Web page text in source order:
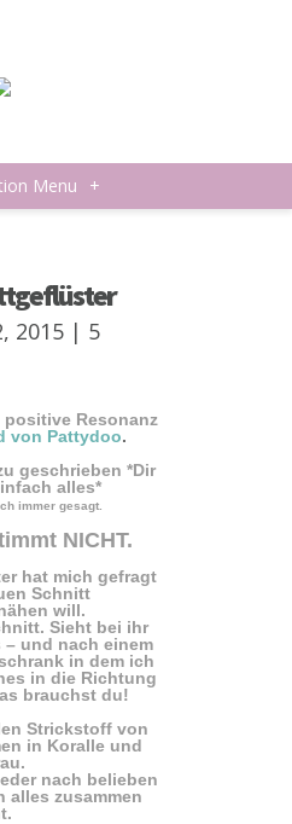
Menu +
2015 | 5
Resonanz
von Pattydoo.
geschrieben *Dir
alles*
immer gesagt.
NICHT.
hat mich gefragt
Schnitt
will.
Sieht bei ihr
und nach einem
in dem ich
in die Richtung
brauchst du!
Strickstoff von
in Koralle und
nach belieben
alles zusammen